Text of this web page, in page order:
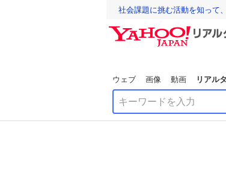
社会課題に挑む活動を知って
ウェブ 画像 動画 リアル